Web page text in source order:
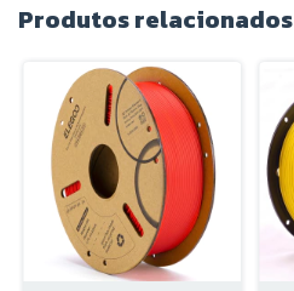
Produtos relacionados